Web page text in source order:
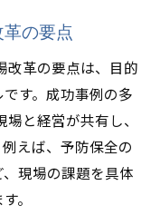
の要点
改革の要点は、目的
す。成功事例の多
と経営が共有し、
えば、予防保全の
現場の課題を具体
。